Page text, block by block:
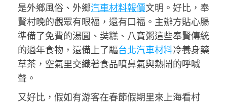
是外鄉風俗、外鄉汽車材料報價文明。好比，奉
賢村晚的觀眾有眼福，還有口福。主辦方貼心腸
準備了免費的湯圓、奘糕、八寶粥這些奉賢傳統
的過年食物，還備上了驅台北汽車材料冷養身藥
草茶，空氣里交織著食品噴鼻氣與熱鬧的呼喊
聲。
又好比，假如有游客在春節假期里來上海看村